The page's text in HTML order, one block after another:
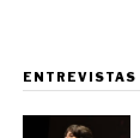
ENTREVISTAS